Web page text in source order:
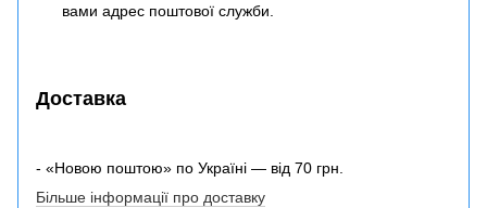
вами адрес поштової служби.
Доставка
- «Новою поштою» по Україні — від 70 грн.
Більше інформації про доставку